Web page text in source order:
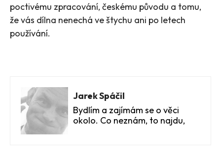
poctivému zpracování, českému původu a tomu,
že vás dílna nenechá ve štychu ani po letech
používání.
Jarek Spáčil
Bydlím a zajímám se o věci
okolo. Co neznám, to najdu,